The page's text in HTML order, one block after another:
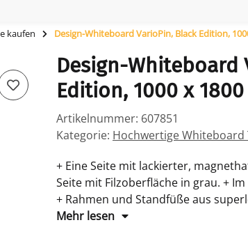
kaufen Design-Whiteboard VarioPin, Black Edition,
Design-Whiteboard
Edition, 1000 x
Artikelnummer: 607851
Kategorie: Hochwertige Whiteboard
+ Eine Seite mit lackierter,
Seite mit Filzoberfläche in grau. +
+ Rahmen und Standfüße aus
elegante Gehrungsecken in
Mehr lesen